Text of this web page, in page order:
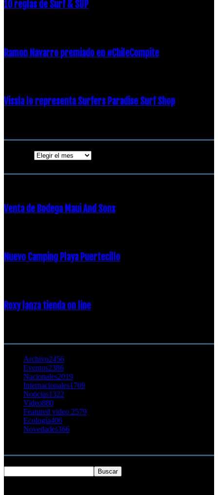
10 reglas de Surf & SUP
Ramon Navarro premiado en #ChileCompite
Vissla lo representa Surfers Paradise Surf Shop
Venta de Bodega Maui And Sons
Nuevo Camping Playa Puertecillo
Roxy lanza tienda on line
Archivo2456
Eventos2386
Nacionales2019
Internacionales1709
Noticias1322
Video880
Featured video 2579
Ecología406
Novedades366